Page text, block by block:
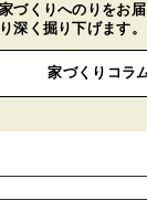
づくりへのりをお
深く掘り下げます。
家づくりコラ